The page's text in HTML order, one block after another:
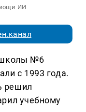
ИИ
школы №6
с 1993 года.
решил
учебному